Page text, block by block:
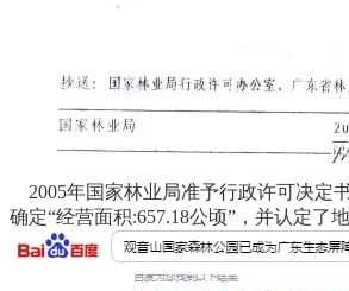
2005年国家林业局准予行政许可决定
确定“经营面积:657.18公顷”，并认定了